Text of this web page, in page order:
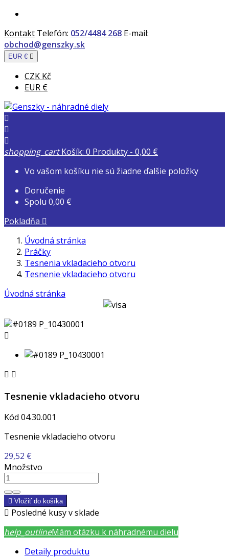
Kontakt Telefón: 052/4484 268 E-mail:
obchod@genszky.sk
EUR € 
CZK Kč
EUR €



shopping_cart Košík: 0 Produkty - 0,00 €
Vo vašom košíku nie sú žiadne ďalšie položky
Doručenie
Spolu 0,00 €
Pokladňa 
Úvodná stránka
Práčky
Tesnenia vkladacieho otvoru
Tesnenie vkladacieho otvoru
Úvodná stránka

 
Tesnenie vkladacieho otvoru
Kód 04.30.001
Tesnenie vkladacieho otvoru
29,52 €
Množstvo
 Vložiť do košíka
 Posledné kusy v sklade
help_outlineMám otázku k náhradnému dielu
Detaily produktu